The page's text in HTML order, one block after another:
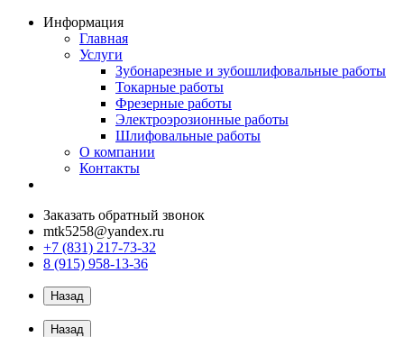
Информация
Главная
Услуги
Зубонарезные и зубошлифовальные работы
Токарные работы
Фрезерные работы
Электроэрозионные работы
Шлифовальные работы
О компании
Контакты
Заказать обратный звонок
mtk5258@yandex.ru
+7 (831) 217-73-32
8 (915) 958-13-36
Назад
Назад